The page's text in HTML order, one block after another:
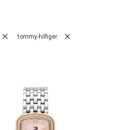
tommy-hilfiger